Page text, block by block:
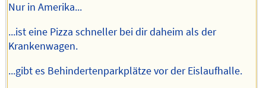
Nur in Amerika...
...ist eine Pizza schneller bei dir daheim als der
Krankenwagen.
...gibt es Behindertenparkplätze vor der Eislaufhalle.